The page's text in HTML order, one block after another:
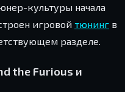
культуры начала
игровой тюнинг в
разделе.
the Furious и